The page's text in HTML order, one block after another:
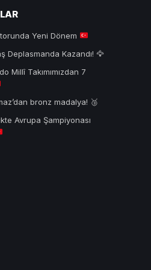
Yeni Dönem
Deplasmanda Kazandı! 🦅
Millî Takımımızdan 7
bronz madalya! 🥉
Avrupa Şampiyonası